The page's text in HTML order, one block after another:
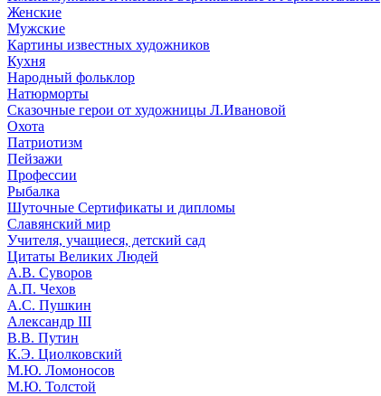
Женские
Мужские
Картины известных художников
Кухня
Народный фольклор
Натюрморты
Сказочные герои от художницы Л.Ивановой
Охота
Патриотизм
Пейзажи
Профессии
Рыбалка
Шуточные Сертификаты и дипломы
Славянский мир
Учителя, учащиеся, детский сад
Цитаты Великих Людей
А.В. Суворов
А.П. Чехов
А.С. Пушкин
Александр III
В.В. Путин
К.Э. Циолковский
М.Ю. Ломоносов
М.Ю. Толстой